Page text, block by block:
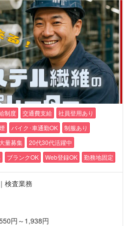
制度 交通費支給
社員登用あり
バイク･車通勤OK
制服あり
大量募集
20代30代活躍中
ブランクOK Web登録OK 勤務地固定
検査業務
円～1,938円